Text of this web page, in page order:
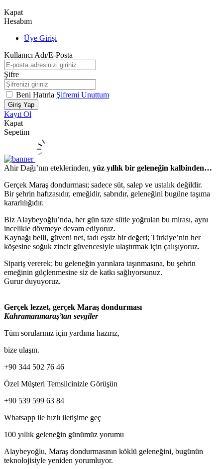
Kapat
Hesabım
Üye Girişi
Kullanıcı Adı/E-Posta
Şifre
Beni Hatırla Şifremi Unuttum
Giriş Yap
Kayıt Ol
Kapat
Sepetim
Ahir Dağı’nın eteklerinden, yüz yıllık bir geleneğin kalbinden…
Gerçek Maraş dondurması; sadece süt, salep ve ustalık değildir.
Bir şehrin hafızasıdır, emeğidir, sabrıdır, geleneğini bugüne taşıma
kararlılığıdır.
Biz Alaybeyoğlu’nda, her gün taze sütle yoğrulan bu mirası, aynı
incelikle dövmeye devam ediyoruz.
Kaynağı belli, güveni net, tadı eşsiz bir değeri; Türkiye’nin her
köşesine soğuk zincir güvencesiyle ulaştırmak için çalışıyoruz.
Sipariş vererek; bu geleneğin yarınlara taşınmasına, bu şehrin
emeğinin güçlenmesine siz de katkı sağlıyorsunuz.
Gurur duyuyoruz.
Gerçek lezzet, gerçek Maraş dondurması
Kahramanmaraş’tan sevgiler
Tüm sorularınız için yardıma hazırız,
bize ulaşın.
+90 344 502 76 46
Özel Müşteri Temsilcinizle Görüşün
+90 539 599 63 84
Whatsapp ile hızlı iletişime geç
100 yıllık geleneğin günümüz yorumu
Alaybeyoğlu, Maraş dondurmasının köklü geleneğini, bugünün
teknolojisiyle yeniden yorumluyor.